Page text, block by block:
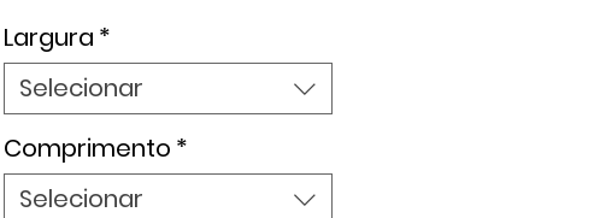
Largura *
Selecionar
Comprimento *
Selecionar